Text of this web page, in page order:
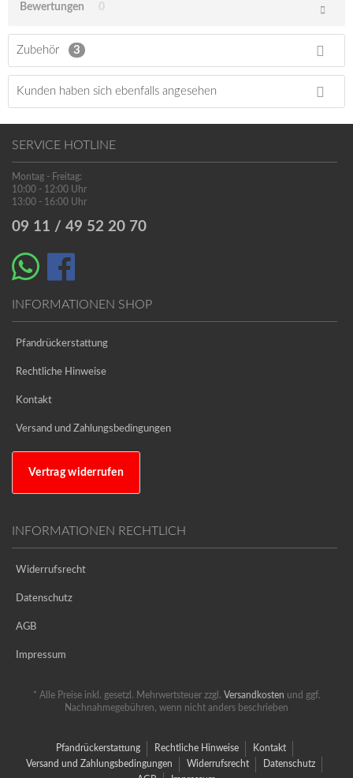
Bewertungen 0
Zubehör 3
Kunden haben sich ebenfalls angesehen
SERVICE HOTLINE
Montag - Freitag:
10:00 - 12:00 Uhr
13:00 - 16:00 Uhr
09 11 / 49 52 20 70
INFORMATIONEN SHOP
Pfandrückerstattung
Rechtliche Hinweise
Kontakt
Versand und Zahlungsbedingungen
Vertrag widerrufen
INFORMATIONEN RECHTLICH
Widerrufsrecht
Datenschutz
AGB
Impressum
* Alle Preise inkl. gesetzl. Mehrwertsteuer zzgl. Versandkosten und ggf.
Nachnahmegebühren, wenn nicht anders beschrieben
Pfandrückerstattung Rechtliche Hinweise
Kontakt
Versand und Zahlungsbedingungen
Widerrufsrecht
Datenschutz